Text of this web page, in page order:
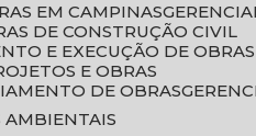
EM CAMPINAS
DE CONSTRUÇÃO CIVIL
E EXECUÇÃO DE OBRAS
E OBRAS
DE OBRAS
AMBIENTAIS